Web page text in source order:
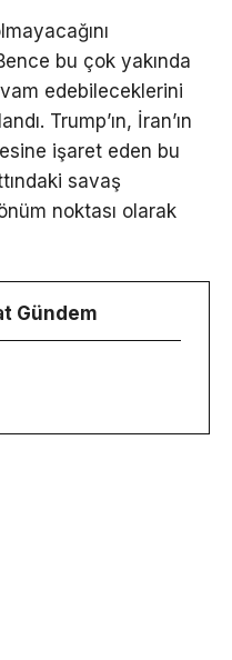
bu çok yakında
edebileceklerini
Trump’ın, İran’ın
işaret eden bu
savaş
noktası olarak
Gündem